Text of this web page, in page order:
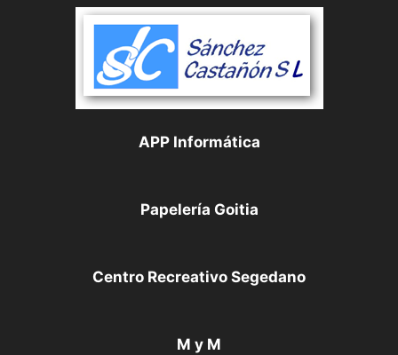
APP Informática
Papelería Goitia
Centro Recreativo Segedano
M y M